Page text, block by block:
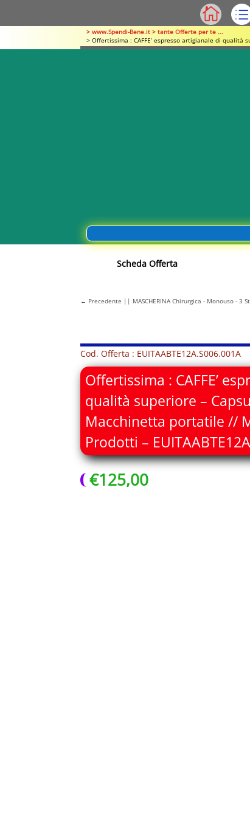
> www.Spendi-Bene.it > tante Offerte per te ...
> Offertissima : CAFFE’ espresso artigianale di qualità
Scheda Offerta
← Precedente || MASCHERINA Chirurgica - Monouso -
Cod. Offerta : EUITAABTE12A.S006.001A
Offertissima : CAFFE’
qualità superiore –
Macchinetta portatile //
Prodotti –
€125,00